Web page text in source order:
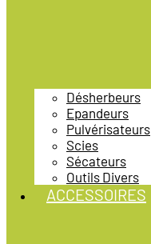
Désherbeurs
Epandeurs
Pulvérisateurs
Scies
Sécateurs
Outils Divers
ACCESSOIRES